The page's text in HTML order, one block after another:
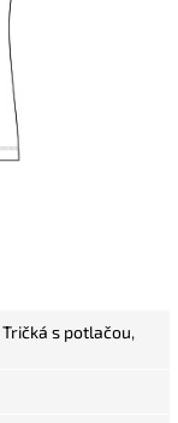
Tričká s potlačou,